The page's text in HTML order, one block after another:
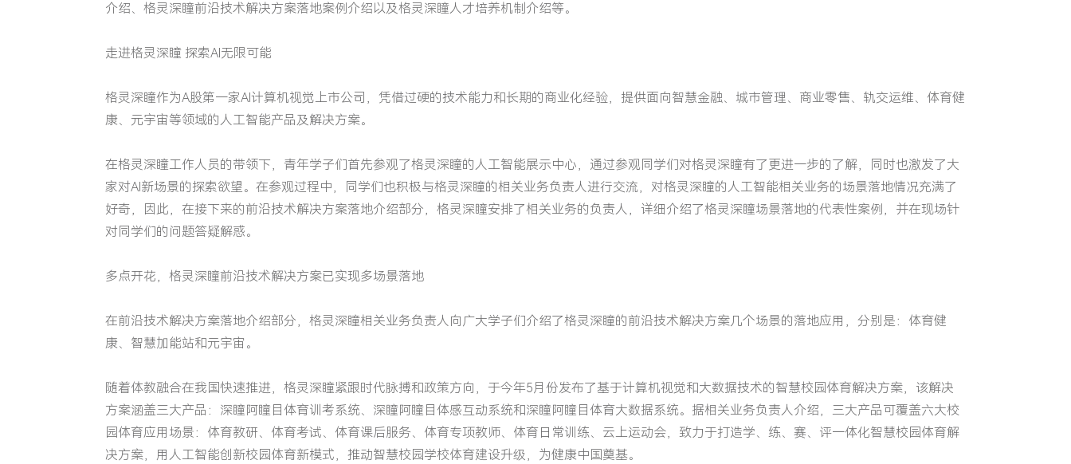
介绍、格灵深瞳前沿技术解决方案落地案例介绍以及格灵深瞳人才培养机制介绍等。
走进格灵深瞳 探索AI无限可能
格灵深瞳作为A股第一家AI计算机视觉上市公司，凭借过硬的技术能力和长期的商业化经验，提供面向智慧金融、城市管理、商业零售、轨交运维、体育健
康、元宇宙等领域的人工智能产品及解决方案。
在格灵深瞳工作人员的带领下，青年学子们首先参观了格灵深瞳的人工智能展示中心，通过参观同学们对格灵深瞳有了更进一步的了解，同时也激发了大
家对AI新场景的探索欲望。在参观过程中，同学们也积极与格灵深瞳的相关业务负责人进行交流，对格灵深瞳的人工智能相关业务的场景落地情况充满了
好奇，因此，在接下来的前沿技术解决方案落地介绍部分，格灵深瞳安排了相关业务的负责人，详细介绍了格灵深瞳场景落地的代表性案例，并在现场针
对同学们的问题答疑解惑。
多点开花，格灵深瞳前沿技术解决方案已实现多场景落地
在前沿技术解决方案落地介绍部分，格灵深瞳相关业务负责人向广大学子们介绍了格灵深瞳的前沿技术解决方案几个场景的落地应用，分别是：体育健
康、智慧加能站和元宇宙。
随着体教融合在我国快速推进，格灵深瞳紧跟时代脉搏和政策方向，于今年5月份发布了基于计算机视觉和大数据技术的智慧校园体育解决方案，该解决
方案涵盖三大产品：深瞳阿瞳目体育训考系统、深瞳阿瞳目体感互动系统和深瞳阿瞳目体育大数据系统。据相关业务负责人介绍，三大产品可覆盖六大校
园体育应用场景：体育教研、体育考试、体育课后服务、体育专项教师、体育日常训练、云上运动会，致力于打造学、练、赛、评一体化智慧校园体育解
决方案，用人工智能创新校园体育新模式，推动智慧校园学校体育建设升级，为健康中国奠基。